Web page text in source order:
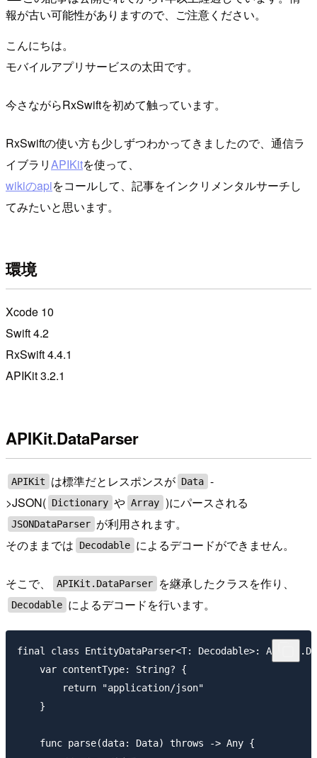
報が古い可能性がありますので、ご注意ください。
こんにちは。
モバイルアプリサービスの太田です。
今さながらRxSwiftを初めて触っています。
RxSwiftの使い方も少しずつわかってきましたので、通信ラ
イブラリAPIKitを使って、
wikiのapiをコールして、記事をインクリメンタルサーチし
てみたいと思います。
環境
Xcode 10
Swift 4.2
RxSwift 4.4.1
APIKit 3.2.1
APIKit.DataParser
APIKit は標準だとレスポンスが Data -
>JSON( Dictionary や Array )にパースされる
JSONDataParser が利用されます。
そのままでは
Decodable によるデコードができません。
そこで、 APIKit.DataParser を継承したクラスを作り、
Decodable によるデコードを行います。
final class EntityDataParser<T: Decodable>:
    var contentType: String? {
        return "application/json"
    }
    func parse(data: Data) throws -> Any {